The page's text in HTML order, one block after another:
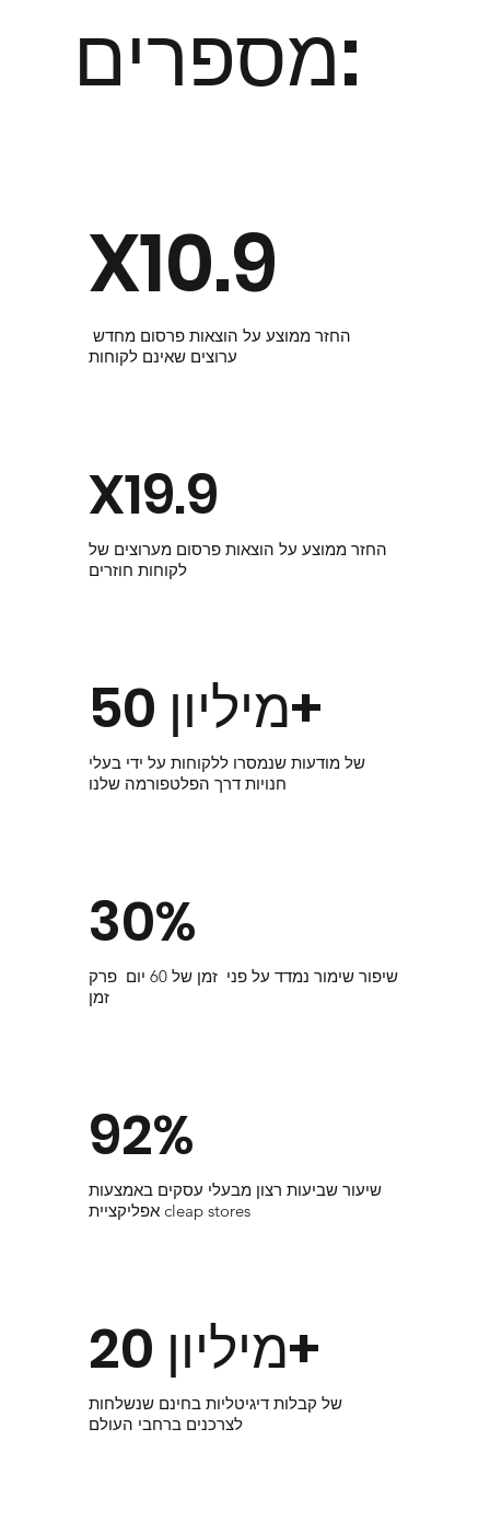
מספרים:
X10.9
החזר ממוצע על הוצאות פרסום מחדש
ערוצים שאינם לקוחות
X19.9
החזר ממוצע על הוצאות פרסום מערוצים של
לקוחות חוזרים
50 מיליון+
של מודעות שנמסרו ללקוחות על ידי בעלי
חנויות דרך הפלטפורמה שלנו
30%
​שיפור שימור נמדד על פני זמן של 60 יום פרק
זמן
92%
שיעור שביעות רצון מבעלי עסקים באמצעות
אפליקציית cleap stores
20 מיליון+
של קבלות דיגיטליות בחינם שנשלחות
לצרכנים ברחבי העולם